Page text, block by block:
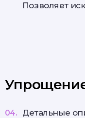
Позволяет
Детальные